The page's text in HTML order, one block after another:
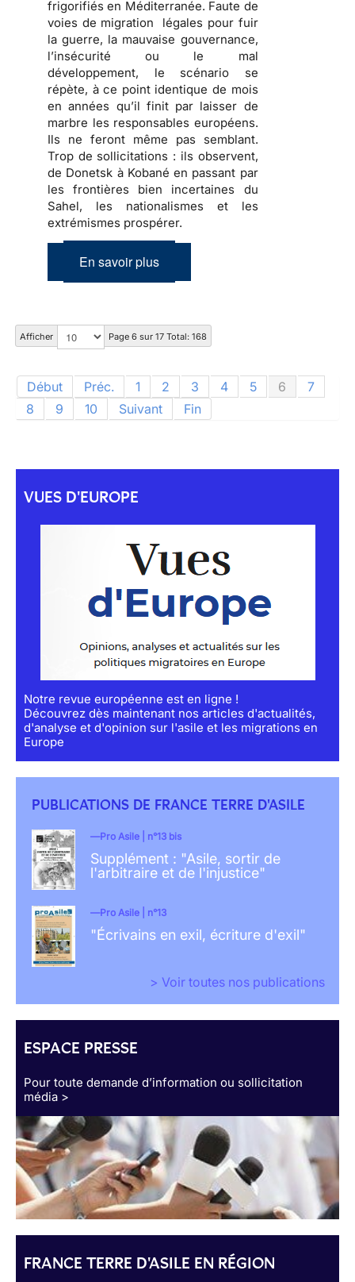
frigorifiés en Méditerranée. Faute de
voies de migration légales pour fuir
la guerre, la mauvaise gouvernance,
l’insécurité ou le mal
développement, le scénario se
répète, à ce point identique de mois
en années qu’il finit par laisser de
marbre les responsables européens.
Ils ne feront même pas semblant.
Trop de sollicitations : ils observent,
de Donetsk à Kobané en passant par
les frontières bien incertaines du
Sahel, les nationalismes et les
extrémismes prospérer.
En savoir plus
Afficher Page 6 sur 17 Total: 168
Début Préc. 1 2 3 4 5 6
7
8
9 10 Suivant Fin
VUES D'EUROPE
Notre revue européenne est en ligne !
Découvrez dès maintenant nos articles d'actualités,
d'analyse et d'opinion sur l'asile et les migrations en
Europe
PUBLICATIONS DE FRANCE TERRE D'ASILE
Pro Asile | n°13 bis
Supplément : "Asile, sortir de
l'arbitraire et de l'injustice"
Pro Asile | n°13
"Écrivains en exil, écriture d'exil"
> Voir toutes nos publications
ESPACE PRESSE
Pour toute demande d’information ou sollicitation
média >
FRANCE TERRE D'ASILE EN RÉGION